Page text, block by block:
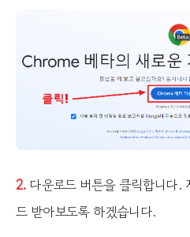
2.다운로드 버튼을 클릭합니다.
드 받아보도록 하겠습니다.